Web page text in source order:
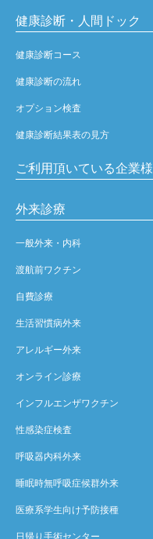
健康診断・人間ドック
健康診断コース
健康診断の流れ
オプション検査
健康診断結果表の見方
ご利用頂いている企業様
外来診療
一般外来・内科
渡航前ワクチン
自費診療
生活習慣病外来
アレルギー外来
オンライン診療
インフルエンザワクチン
性感染症検査
呼吸器内科外来
睡眠時無呼吸症候群外来
医療系学生向け予防接種
日帰り手術センター